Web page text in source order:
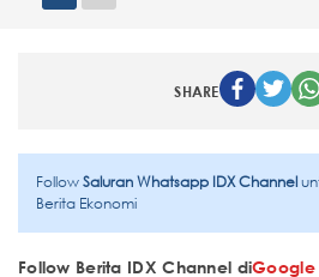
SHARE
FollowSaluran Whatsapp IDX Channel
Berita Ekonomi
Follow Berita IDX Channel diGoogle